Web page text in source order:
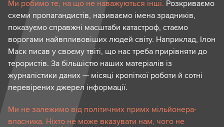
Ми робимо те, на що не наважуються інші. Розкриваємо
схеми пропагандистів, називаємо імена зрадників,
показуємо справжні масштаби катастроф, стаємо
ворогами найвпливовіших людей світу. Наприклад, Ілон
Маск писав у своєму твіті, що нас треба прирівняти до
терористів. За більшістю наших матеріалів із
журналістики даних — місяці кропіткої роботи й сотні
перевірених джерел інформації.
Ми не залежимо від політичних примх мільйонера-
власника. Ніхто не може вказувати нам, чого не